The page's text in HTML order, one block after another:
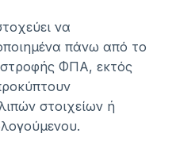
να
πάνω από το
ΦΠΑ, εκτός
στοιχείων ή